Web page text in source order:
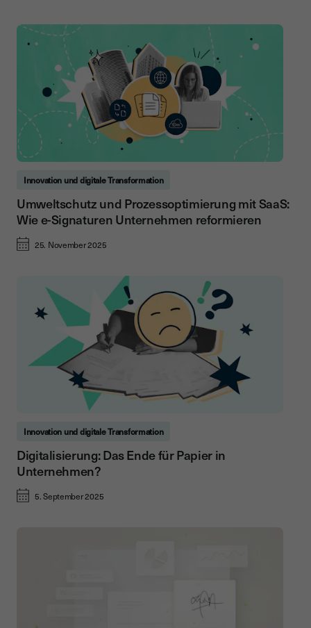
Innovation und digitale Transformation
Umweltschutz und Prozessoptimierung mit SaaS:
Wie e-Signaturen Unternehmen reformieren
25. November 2025
Innovation und digitale Transformation
Digitalisierung: Das Ende für Papier in
Unternehmen?
5. September 2025